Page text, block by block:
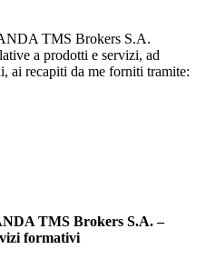
TMS Brokers S.A.
a prodotti e servizi, ad
ai recapiti da me forniti tramite:
TMS Brokers S.A. –
formativi